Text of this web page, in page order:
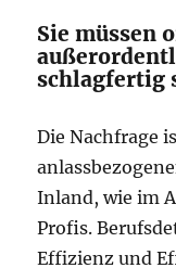
Sie müssen
schlagfertig
Die Nachfrage
Inland, wie im
Profis.
Effizienz und